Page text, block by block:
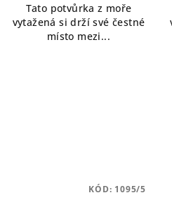
Tato potvůrka z moře
vytažená si drží své čestné
místo mezi...
KÓD: 1095/5